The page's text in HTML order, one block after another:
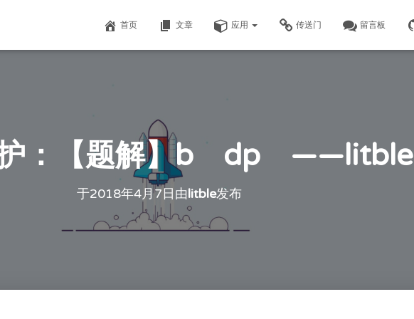
首页 文章 应用 传送门 留言板
护：【题解】b dp ——litble
于2018年4月7日由litble发布